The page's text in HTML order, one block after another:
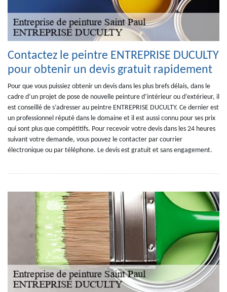
Contactez le peintre ENTREPRISE DUCULTY
pour obtenir un devis gratuit rapidement
Pour que vous puissiez obtenir un devis dans les plus brefs délais, dans le
cadre d’un projet de pose de nouvelle peinture d’intérieur ou d’extérieur, il
est conseillé de s’adresser au peintre ENTREPRISE DUCULTY. Ce dernier est
un professionnel réputé dans le domaine et il est aussi connu pour ses prix
qui sont plus que compétitifs. Pour recevoir votre devis dans les 24 heures
suivant votre demande, vous pouvez le contacter par courrier
électronique ou par téléphone. Le devis est gratuit et sans engagement.